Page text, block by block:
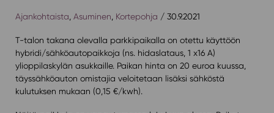
Ajankohtaista Asuminen Kortepohja / 30.9.2021
T-talon takana olevalla parkkipaikalla on otettu käyttöön
hybridi/sähköautopaikkoja (ns. hidaslataus, 1 x16 A)
ylioppilaskylän asukkaille. Paikan hinta on 20 euroa kuussa,
täyssähköauton omistajia veloitetaan lisäksi sähköstä
kulutuksen mukaan (0,15 €/kwh).